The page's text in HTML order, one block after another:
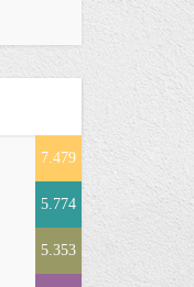
7.479
5.774
5.353